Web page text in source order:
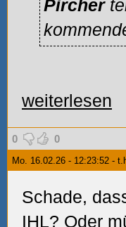
Pircher
weiterlesen
0 0
Mo. 16.02.26 - 12:23:52 -
Schade,
IHL? Oder